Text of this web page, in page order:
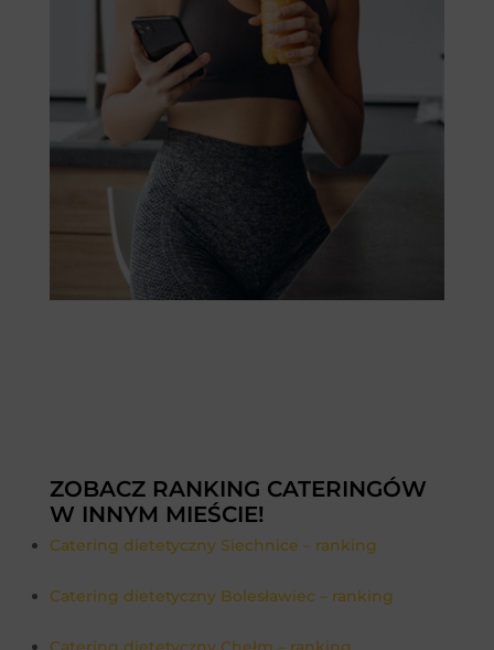
ZOBACZ RANKING CATERINGÓW
W INNYM MIEŚCIE!
Catering dietetyczny Siechnice – ranking
Catering dietetyczny Bolesławiec – ranking